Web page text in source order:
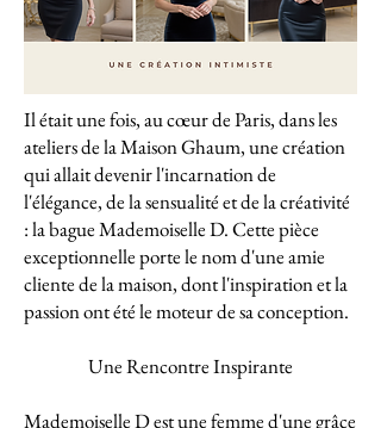
Il était une fois, au cœur de Paris, dans les
ateliers de la Maison Ghaum, une création
qui allait devenir l'incarnation de
l'élégance, de la sensualité et de la créativité
: la bague Mademoiselle D. Cette pièce
exceptionnelle porte le nom d'une amie
cliente de la maison, dont l'inspiration et la
passion ont été le moteur de sa conception.
Une Rencontre Inspirante
Mademoiselle D est une femme d'une grâce